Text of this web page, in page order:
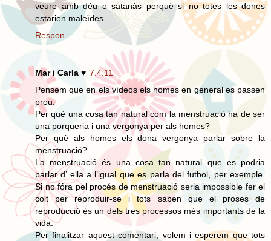
veure amb déu o satanàs perquè si no totes les dones
estarien maleïdes.
Respon
Mar i Carla ♥ 7.4.11
Pensem que en els vídeos els homes en general es passen
prou.
Per què una cosa tan natural com la menstruació ha de ser
una porqueria i una vergonya per als homes?
Per què als homes els dona vergonya parlar sobre la
menstruació?
La menstruació és una cosa tan natural que es podria
parlar d’ ella a l’igual que es parla del futbol, per exemple.
Si no fóra pel procés de menstruació seria impossible fer el
coit per reproduir-se i tots saben que el proses de
reproducció és un dels tres processos més importants de la
vida.
Per finalitzar aquest comentari, volem i esperem que tots